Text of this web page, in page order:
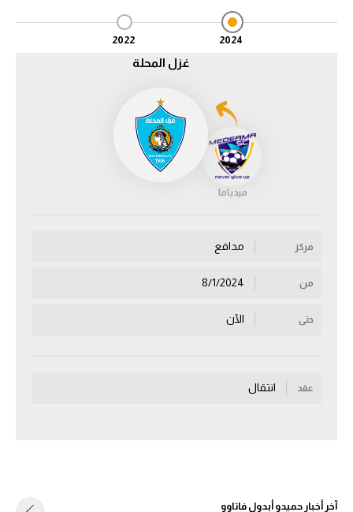
دوري أبطال أوروبا
دوري أبطال إفريقيا
أقسام
منتخب مصر
2024
2022
غزل المحلة
ميدياما
مركز مدافع
من
حتى الآن
عقد انتقال
آخر أخبار حميدو أبدول فاتاوو